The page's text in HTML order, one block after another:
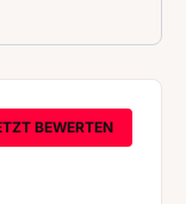
BEWERTEN